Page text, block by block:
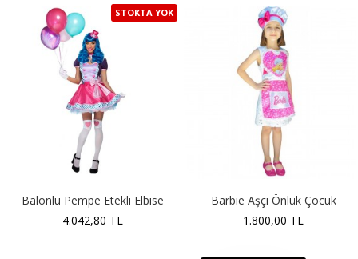
STOKTA YOK
Balonlu Pempe Etekli Elbise
4.042,80 TL
Barbie Aşçi Önlük Çocuk
1.800,00 TL